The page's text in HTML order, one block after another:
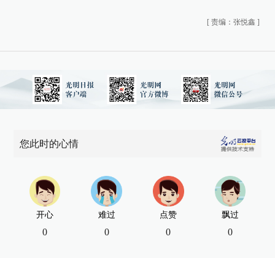
[ 责编：张悦鑫 ]
您此时的心情
开心
0
难过
0
点赞
0
飘过
0